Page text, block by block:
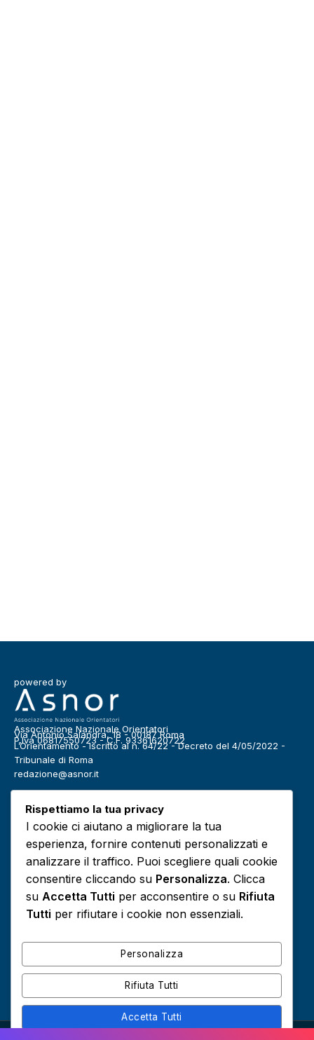
powered by
Associazione Nazionale Orientatori
Via Antonio Salandra, 18 - 00187 Roma
P.Iva 06817550723 - C.F. 93361620722
L’Orientamento - Iscritto al n. 64/22 - Decreto del 4/05/2022 -
Tribunale di Roma
redazione@asnor.it
Benessere Community
Europa Infografiche
Lavoro Media
Podcast
Rispettiamo la tua privacy
I cookie ci aiutano a migliorare la tua
esperienza, fornire contenuti personalizzati e
analizzare il traffico. Puoi scegliere quali cookie
consentire cliccando su Personalizza. Clicca
su Accetta Tutti per acconsentire o su Rifiuta
Tutti per rifiutare i cookie non essenziali.
Personalizza
Rifiuta Tutti
Accetta Tutti